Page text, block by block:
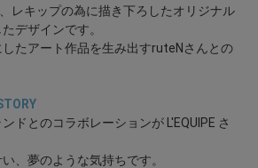
レキップの為に描き下ろしたオリジナル
デザインです。
たアート作品を生み出すruteNさんとの
ドとのコラボレーションが L'EQUIPE さ
、夢のような気持ちです。